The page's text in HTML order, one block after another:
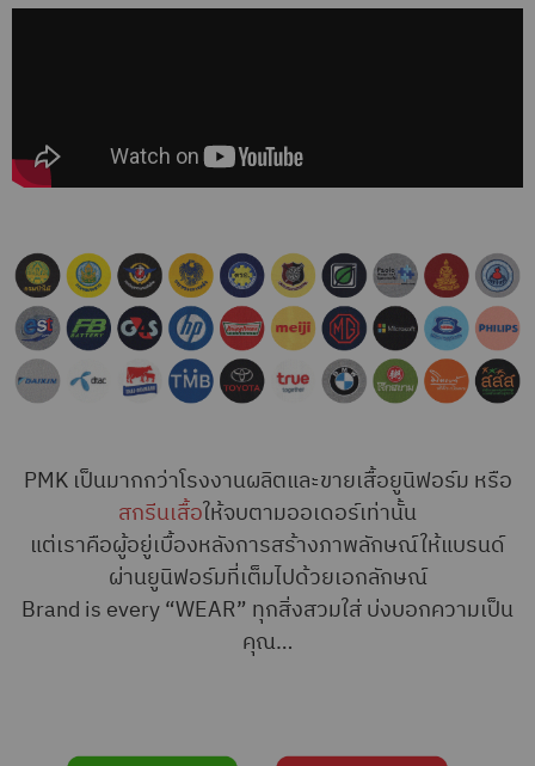
PMK เป็นมากกว่าโรงงานผลิตและขายเสื้อยูนิฟอร์ม หรือ
สกรีนเสื้อให้จบตามออเดอร์เท่านั้น
แต่เราคือผู้อยู่เบื้องหลังการสร้างภาพลักษณ์ให้แบรนด์
ผ่านยูนิฟอร์มที่เต็มไปด้วยเอกลักษณ์
Brand is every “WEAR” ทุกสิ่งสวมใส่ บ่งบอกความเป็น
คุณ…